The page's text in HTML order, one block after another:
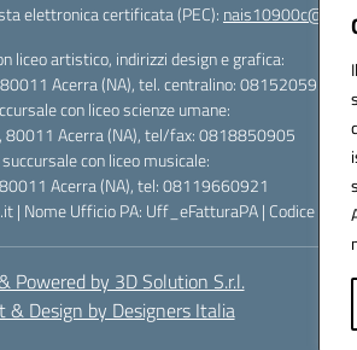
elettronica certificata (PEC):
liceo artistico, indirizzi design e grafica:
Acerra (NA), tel. centralino: 0815205935
con liceo scienze umane:
80011 Acerra (NA), tel/fax: 0818850905
con liceo musicale:
Acerra (NA), tel: 08119660921
Nome Ufficio PA: Uff_eFatturaPA | Codice
Powered by 3D Solution S.r.l.
& Design by Designers Italia